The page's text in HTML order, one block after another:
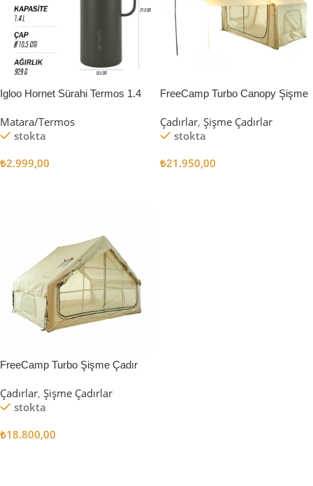
Igloo Hornet Sürahi Termos 1.4
Matara/Termos
stokta
₺2.999,00
FreeCamp Turbo Canopy Şişme
Çadırlar, Şişme Çadırlar
stokta
₺21.950,00
FreeCamp Turbo Şişme Çadır
Çadırlar, Şişme Çadırlar
stokta
₺18.800,00